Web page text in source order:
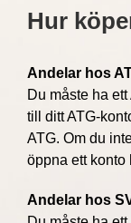
Hur
Andelar hos
Du måste ha
till ditt ATG-
ATG. Om du
öppna ett konto
Andelar hos